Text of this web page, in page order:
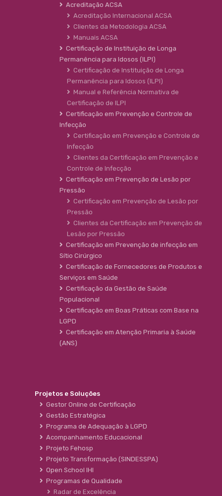
Acreditação ACSA
Acreditação Internacional ACSA
Clientes da Metodologia ACSA
Manuais ACSA
Certificação de Instituição de Longa
Permanência para Idosos (ILPI)
Certificação de Instituição de Longa
Permanência para Idosos (ILPI)
Manual e Referência Normativa de
Certificação de ILPI
Certificação em Prevenção e Controle de
Infecção
Certificação em Prevenção e Controle de
Infecção
Clientes da Certificação em Prevenção e
Controle de Infecção
Certificação em Prevenção de Lesão por
Pressão
Certificação em Prevenção de Lesão por
Pressão
Clientes da Certificação em Prevenção de
Lesão por Pressão
Certificação em Prevenção de infecção em
Sítio Cirúrgico
Certificação de Fornecedores de Produtos e
Serviços em Saúde
Certificação da Gestão de Saúde
Populacional
Certificação em Boas Práticas com Base na
LGPD
Certificação em Atenção Primaria à Saúde
(ANS)
Projetos e Soluções
Gestor Online de Certificação
Gestão Estratégica
Programa de Adequação à LGPD
Acompanhamento Educacional
Projeto Fehosp
Projeto Transformação (SINDESSPA)
Open School IHI
Programas de Qualidade
Radar de Excelência